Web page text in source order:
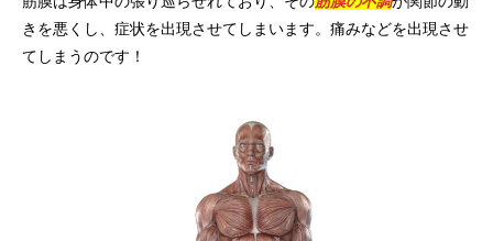
きを悪くし、症状を出現させてしまいます。痛みなどを出現させ
てしまうのです！